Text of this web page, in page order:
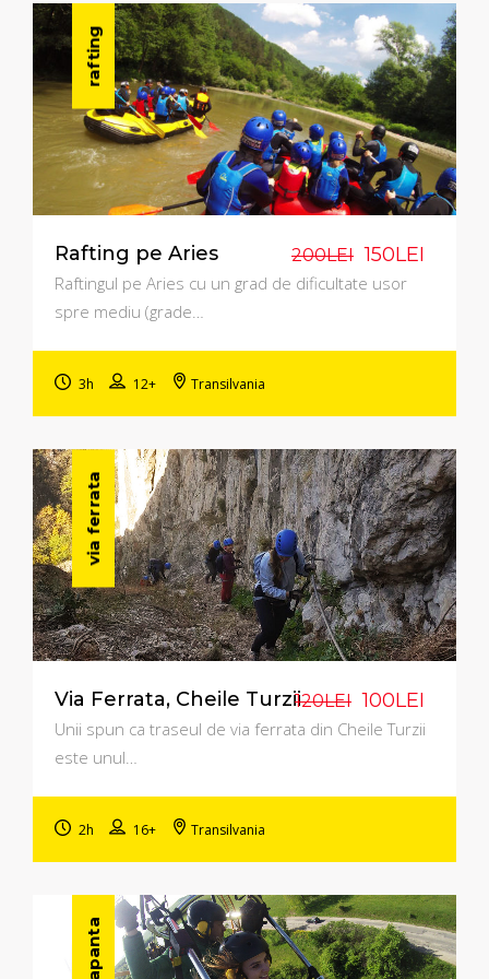
rafting
Rafting pe Aries 200LEI 150LEI
Raftingul pe Aries cu un grad de dificultate usor
spre mediu (grade…
3h 12+ Transilvania
via ferrata
Via Ferrata, Cheile Turzii120LEI 100LEI
Unii spun ca traseul de via ferrata din Cheile Turzii
este unul…
2h 16+ Transilvania